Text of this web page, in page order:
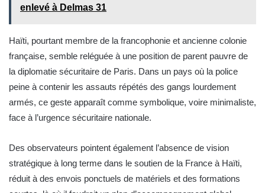
enlevé à Delmas 31
Haïti, pourtant membre de la francophonie et ancienne colonie
française, semble reléguée à une position de parent pauvre de
la diplomatie sécuritaire de Paris. Dans un pays où la police
peine à contenir les assauts répétés des gangs lourdement
armés, ce geste apparaît comme symbolique, voire minimaliste,
face à l’urgence sécuritaire nationale.
Des observateurs pointent également l’absence de vision
stratégique à long terme dans le soutien de la France à Haïti,
réduit à des envois ponctuels de matériels et des formations